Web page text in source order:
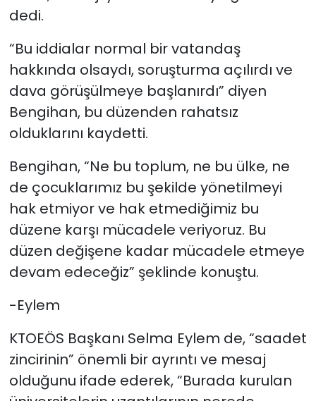
dedi.
“Bu iddialar normal bir vatandaş
hakkında olsaydı, soruşturma açılırdı ve
dava görüşülmeye başlanırdı” diyen
Bengihan, bu düzenden rahatsız
olduklarını kaydetti.
Bengihan, “Ne bu toplum, ne bu ülke, ne
de çocuklarımız bu şekilde yönetilmeyi
hak etmiyor ve hak etmediğimiz bu
düzene karşı mücadele veriyoruz. Bu
düzen değişene kadar mücadele etmeye
devam edeceğiz” şeklinde konuştu.
-Eylem
KTOEÖS Başkanı Selma Eylem de, “saadet
zincirinin” önemli bir ayrıntı ve mesaj
olduğunu ifade ederek, “Burada kurulan